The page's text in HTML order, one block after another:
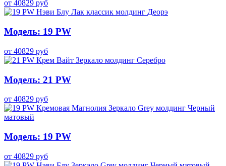
от 40829 руб
Модель: 19 PW
от 40829 руб
Модель: 21 PW
от 40829 руб
Модель: 19 PW
от 40829 руб